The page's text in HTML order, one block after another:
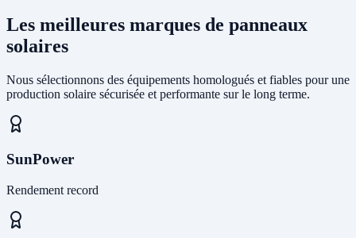
Les meilleures marques de panneaux
solaires
Nous sélectionnons des équipements homologués et fiables pour une
production solaire sécurisée et performante sur le long terme.
SunPower
Rendement record